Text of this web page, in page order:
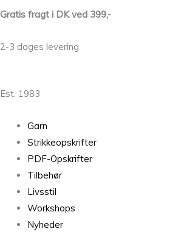
Gratis fragt i DK ved 399,-
2-3 dages levering
Est. 1983
Garn
Strikkeopskrifter
PDF-Opskrifter
Tilbehør
Livsstil
Workshops
Nyheder